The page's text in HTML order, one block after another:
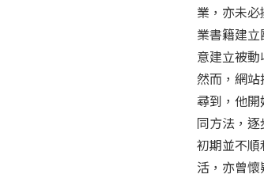
業，亦未
業書籍建
意建立被動
然而，網
尋到，他
同方法，
初期並不
活，亦曾